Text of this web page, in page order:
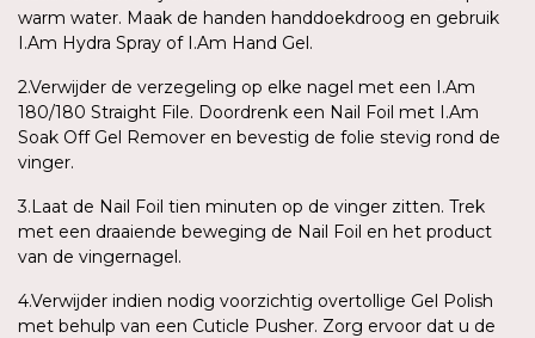
warm water. Maak de handen handdoekdroog en gebruik
I.Am Hydra Spray of I.Am Hand Gel.
2.Verwijder de verzegeling op elke nagel met een I.Am
180/180 Straight File. Doordrenk een Nail Foil met I.Am
Soak Off Gel Remover en bevestig de folie stevig rond de
vinger.
3.Laat de Nail Foil tien minuten op de vinger zitten. Trek
met een draaiende beweging de Nail Foil en het product
van de vingernagel.
4.Verwijder indien nodig voorzichtig overtollige Gel Polish
met behulp van een Cuticle Pusher. Zorg ervoor dat u de